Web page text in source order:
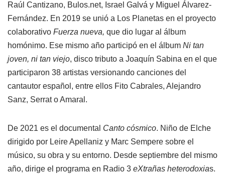
Raúl Cantizano, Bulos.net, Israel Galvá y Miguel Álvarez-
Fernández. En 2019 se unió a Los Planetas en el proyecto
colaborativo Fuerza nueva, que dio lugar al álbum
homónimo. Ese mismo año participó en el álbum Ni tan
joven, ni tan viejo, disco tributo a Joaquín Sabina en el que
participaron 38 artistas versionando canciones del
cantautor español, entre ellos Fito Cabrales, Alejandro
Sanz, Serrat o Amaral.
De 2021 es el documental Canto cósmico. Niño de Elche
dirigido por Leire Apellaniz y Marc Sempere sobre el
músico, su obra y su entorno. Desde septiembre del mismo
año, dirige el programa en Radio 3 eXtrañas heterodoxias.